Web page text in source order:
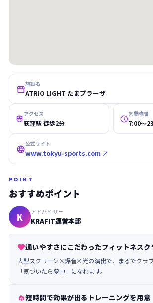
施設名
ATRIO LIGHT たまプラーザ
 アクセス
荻窪駅 徒歩2分 営業時間
7:00〜
公式サイト
www.tokyu-sports.com ↗
POINT
おすすめポイント
K アドバイザー
KRAFIT運営本部
通いやすさにこだわったフィットネスク
大型スクリーン×爆音×光の演出で、まるでクラブ
「気づいたら夢中」になれます。
短時間で効果が出るトレーニングを用意